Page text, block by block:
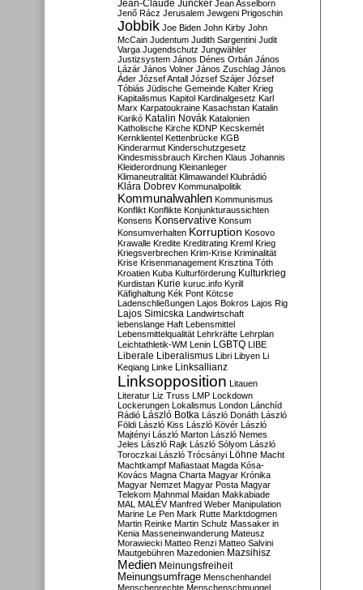
Jean-Claude Juncker Jean Asselborn
Jenő Rácz Jerusalem Jewgeni Prigoschin
Jobbik Joe Biden John Kirby John
McCain Judentum Judith Sargentini Judit
Varga Jugendschutz Jungwähler
Justizsystem János Dénes Orbán János
Lázár János Volner János Zuschlag János
Áder József Antall József Szájer József
Tóbiás Jüdische Gemeinde Kalter Krieg
Kapitalismus Kapitol Kardinalgesetz Karl
Marx Karpatoukraine Kasachstan Katalin
Karikó Katalin Novák Katalonien
Katholische Kirche KDNP Kecskemét
Kernklientel Kettenbrücke KGB
Kinderarmut Kinderschutzgesetz
Kindesmissbrauch Kirchen Klaus Johannis
Kleiderordnung Kleinanleger
Klimaneutralität Klimawandel Klubrádió
Klára Dobrev Kommunalpolitik
Kommunalwahlen Kommunismus
Konflikt Konflikte Konjunkturaussichten
Konsens Konservative Konsum
Konsumverhalten Korruption Kosovo
Krawalle Kredite Kreditrating Kreml Krieg
Kriegsverbrechen Krim-Krise Kriminalität
Krise Krisenmanagement Krisztina Tóth
Kroatien Kuba Kulturförderung Kulturkrieg
Kurdistan Kurie kuruc.info Kyrill
Käfighaltung Kék Pont Kötcse
Ladenschließungen Lajos Bokros Lajos Rig
Lajos Simicska Landwirtschaft
lebenslange Haft Lebensmittel
Lebensmittelqualität Lehrkräfte Lehrplan
Leichtathletik-WM Lenin LGBTQ LIBE
Liberale Liberalismus Libri Libyen Li
Keqiang Linke Linksallianz
Linksopposition Litauen
Literatur Liz Truss LMP Lockdown
Lockerungen Lokalismus London Lánchíd
Rádió
László Botka László Donáth László
Földi László Kiss László Kövér László
Majtényi László Marton László Nemes
Jeles László Rajk László Sólyom László
Toroczkai László Trócsányi Löhne Macht
Machtkampf Mafiastaat Magda Kósa-
Kovács Magna Charta Magyar Krónika
Magyar Nemzet Magyar Posta Magyar
Telekom Mahnmal Maidan Makkabiade
MAL MALÉV Manfred Weber Manipulation
Marine Le Pen Mark Rutte Marktdogmen
Martin Reinke Martin Schulz Massaker in
Kenia Masseneinwanderung Mateusz
Morawiecki Matteo Renzi Matteo Salvini
Mautgebühren Mazedonien Mazsihisz
Medien Meinungsfreiheit
Meinungsumfrage Menschenhandel
Menschenrechte Menschenschmuggel